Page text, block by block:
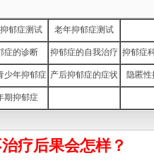
郁症测试 老年抑郁症测试
症的诊断 抑郁症的自我治疗 抑郁症
少年抑郁症 产后抑郁症的症状 隐匿性
期抑郁症
疗后果会怎样？